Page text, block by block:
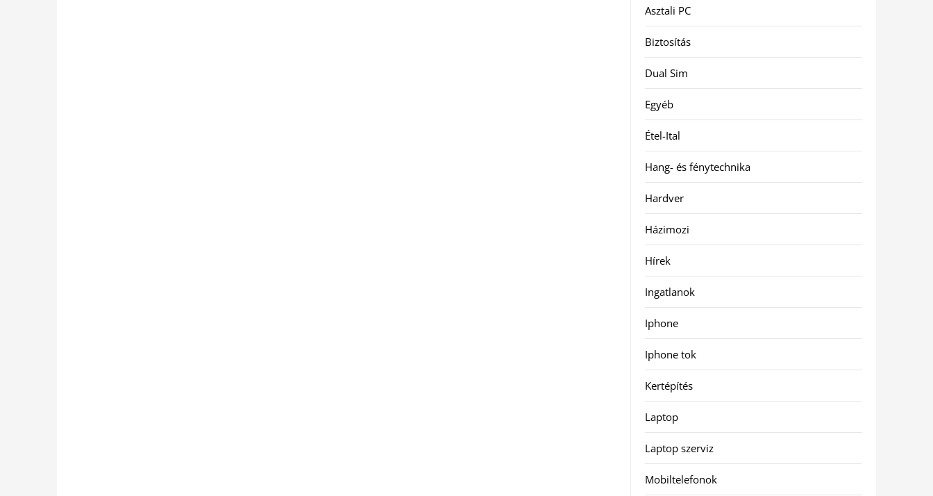
Asztali PC
Biztosítás
Dual Sim
Egyéb
Étel-Ital
Hang- és fénytechnika
Hardver
Házimozi
Hírek
Ingatlanok
Iphone
Iphone tok
Kertépítés
Laptop
Laptop szerviz
Mobiltelefonok